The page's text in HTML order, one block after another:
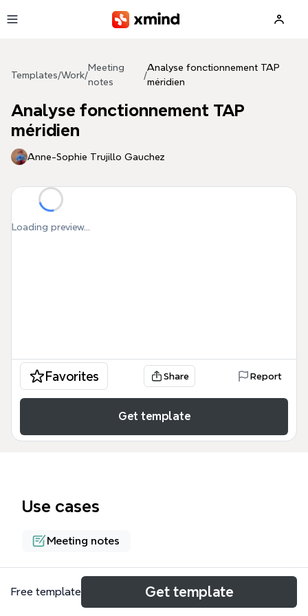
Templates/Work/
Meeting
notes
/
Analyse fonctionnement TAP
méridien
Analyse fonctionnement TAP
méridien
Anne-Sophie Trujillo Gauchez
Loading preview...
Favorites Share Report
Get template
Use cases
Meeting notes
About
Free template Get template